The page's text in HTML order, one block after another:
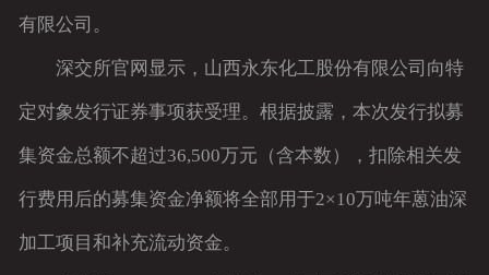
有限公司。
深交所官网显示，山西永东化工股份有限公司向特
定对象发行证券事项获受理。根据披露，本次发行拟募
集资金总额不超过36,500万元（含本数），扣除相关发
行费用后的募集资金净额将全部用于2×10万吨年蒽油深
加工项目和补充流动资金。